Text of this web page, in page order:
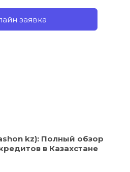
заявка
kz): Полный обзор
в Казахстане